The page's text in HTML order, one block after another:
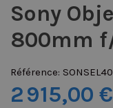
Sony
800mm
Référence:
2 915,00 €